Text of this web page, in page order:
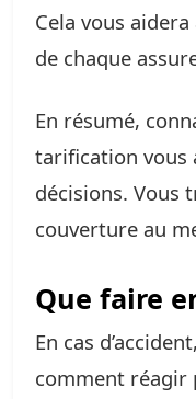
Cela vous
de chaque
En résumé,
tarification vous
décisions. Vous
couverture au
Que faire
En cas
comment réagir